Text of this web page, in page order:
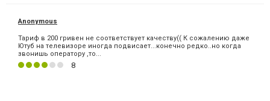
Anonymous
Тариф в 200 гривен не соответствует качеству(( К сожалению даже
Ютуб на телевизоре иногда подвисает...конечно редко..но когда
звонишь оператору ,то...
8